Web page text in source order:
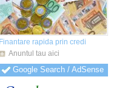
Anunturi Dolj(834)
Anunturi Galati(835)
Anunturi Giurgiu(831)
Anunturi Gorj(830)
Anunturi Harghita (831)
Anunturi Hunedoara
Anunturi Ialomita
Anunturi Iasi(833)
Anunturi Ilfov(838)
Anunturi Maramures
Finantare rapida prin credi
Anuntul tau aici
Google Search / AdSense